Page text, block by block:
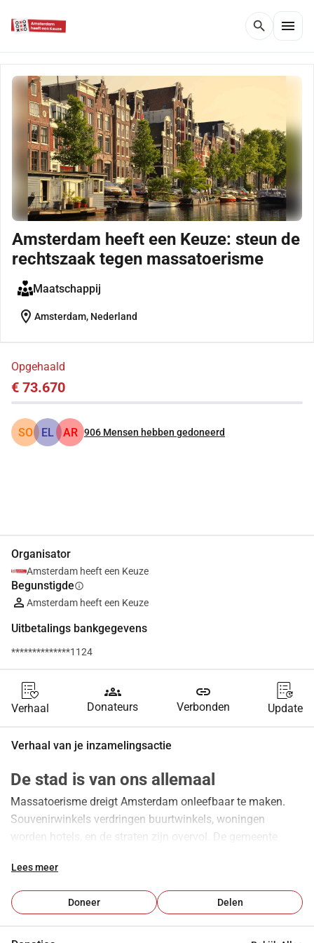
search menu
Amsterdam heeft een Keuze: steun de
rechtszaak tegen massatoerisme
Maatschappij
location_on Amsterdam, Nederland
Opgehaald
€ 73.670
SO EL AR 906 Mensen hebben gedoneerd
Organisator
Amsterdam heeft een Keuze
Begunstigdeinfo
Amsterdam heeft een Keuze
Uitbetalings bankgegevens
**************1124
Verhaal
groups
Donateurs
link
Verbonden Update
Verhaal van je inzamelingsactie
De stad is van ons allemaal
Massatoerisme dreigt Amsterdam onleefbaar te maken.
Souvenirwinkels verdringen buurtwinkels, woningen
worden hotels, en de straten zijn overvol. De gemeente
beperken tot 20 miljoen per jaar. Toch worden er volgend
jaar 25 miljoen verwacht. De beloften blijven woorden
zonder daden.
Lees meer
Doneer Delen